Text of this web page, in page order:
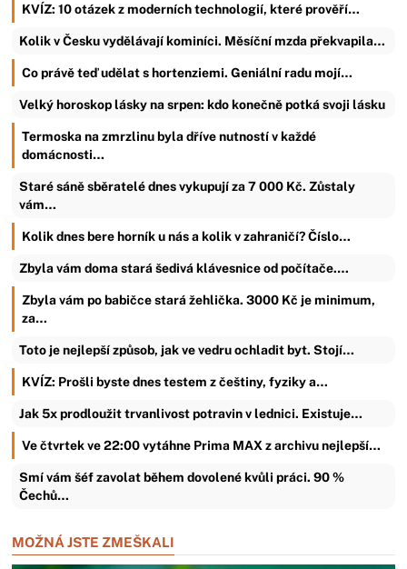
KVÍZ: 10 otázek z moderních technologií, které prověří…
Kolik v Česku vydělávají kominíci. Měsíční mzda překvapila…
Co právě teď udělat s hortenziemi. Geniální radu mojí…
Velký horoskop lásky na srpen: kdo konečně potká svoji lásku
Termoska na zmrzlinu byla dříve nutností v každé
domácnosti…
Staré sáně sběratelé dnes vykupují za 7 000 Kč. Zůstaly
vám…
Kolik dnes bere horník u nás a kolik v zahraničí? Číslo…
Zbyla vám doma stará šedivá klávesnice od počítače.…
Zbyla vám po babičce stará žehlička. 3000 Kč je minimum,
za…
Toto je nejlepší způsob, jak ve vedru ochladit byt. Stojí…
KVÍZ: Prošli byste dnes testem z češtiny, fyziky a…
Jak 5x prodloužit trvanlivost potravin v lednici. Existuje…
Ve čtvrtek ve 22:00 vytáhne Prima MAX z archivu nejlepší…
Smí vám šéf zavolat během dovolené kvůli práci. 90 %
Čechů…
MOŽNÁ JSTE ZMEŠKALI